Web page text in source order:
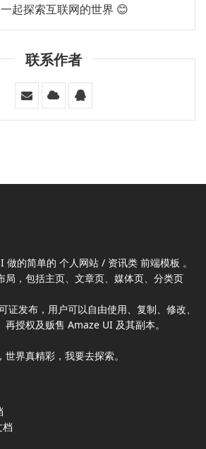
起探索互联网的世界 😊
联系作者
做的简单的 个人网站 / 资讯类 前端模板 。
局，包括主页、文章页、媒体页、分类页
证发布，用户可以自由使用、复制、修改、
再授权及贩售 Amaze UI 及其副本。
界真精彩，我要去探索。